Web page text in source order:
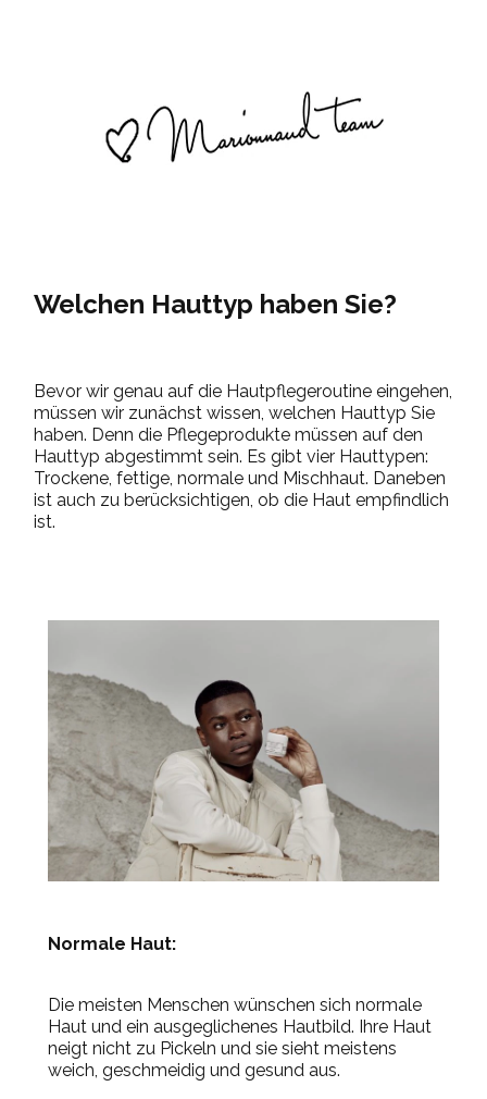
Welchen Hauttyp haben Sie?
Bevor wir genau auf die Hautpflegeroutine eingehen,
müssen wir zunächst wissen, welchen Hauttyp Sie
haben. Denn die Pflegeprodukte müssen auf den
Hauttyp abgestimmt sein. Es gibt vier Hauttypen:
Trockene, fettige, normale und Mischhaut. Daneben
ist auch zu berücksichtigen, ob die Haut empfindlich
ist.
Normale Haut:
Die meisten Menschen wünschen sich normale
Haut und ein ausgeglichenes Hautbild. Ihre Haut
neigt nicht zu Pickeln und sie sieht meistens
weich, geschmeidig und gesund aus.